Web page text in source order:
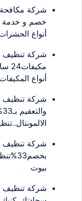
أنواع
شركة تنظيف
أنواع المكيفات
شركة تنظيف
شركة تنظيف
بيوت